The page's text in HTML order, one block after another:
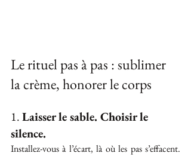
Le rituel pas à pas : sublimer
la crème, honorer le corps
1. Laisser le sable. Choisir le
silence.
Installez-vous à l’écart, là où les pas s’effacent.